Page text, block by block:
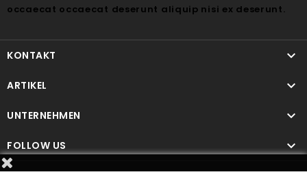
occaecat occaecat deserunt aliquip nisi ex deserunt.
KONTAKT 
ARTIKEL 
UNTERNEHMEN 
FOLLOW US 